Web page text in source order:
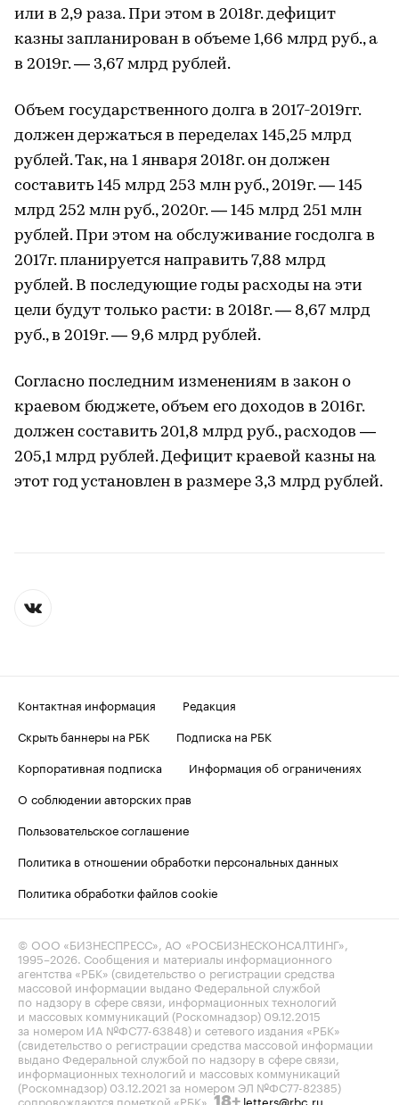
или в 2,9 раза. При этом в 2018г. дефицит
казны запланирован в объеме 1,66 млрд руб., а
в 2019г. — 3,67 млрд рублей.
Объем государственного долга в 2017-2019гг.
должен держаться в переделах 145,25 млрд
рублей. Так, на 1 января 2018г. он должен
составить 145 млрд 253 млн руб., 2019г. — 145
млрд 252 млн руб., 2020г. — 145 млрд 251 млн
рублей. При этом на обслуживание госдолга в
2017г. планируется направить 7,88 млрд
рублей. В последующие годы расходы на эти
цели будут только расти: в 2018г. — 8,67 млрд
руб., в 2019г. — 9,6 млрд рублей.
Согласно последним изменениям в закон о
краевом бюджете, объем его доходов в 2016г.
должен составить 201,8 млрд руб., расходов —
205,1 млрд рублей. Дефицит краевой казны на
этот год установлен в размере 3,3 млрд рублей.
Контактная информация
Редакция
Скрыть баннеры на РБК
Подписка на РБК
Корпоративная подписка
Информация об ограничениях
О соблюдении авторских прав
Пользовательское соглашение
Политика в отношении обработки персональных данных
Политика обработки файлов cookie
© ООО «БИЗНЕСПРЕСС», АО «РОСБИЗНЕСКОНСАЛТИНГ»,
1995–2026. Сообщения и материалы информационного
агентства «РБК» (свидетельство о регистрации средства
массовой информации выдано Федеральной службой
по надзору в сфере связи, информационных технологий
и массовых коммуникаций (Роскомнадзор) 09.12.2015
за номером ИА №ФС77-63848) и сетевого издания «РБК»
(свидетельство о регистрации средства массовой информации
выдано Федеральной службой по надзору в сфере связи,
информационных технологий и массовых коммуникаций
(Роскомнадзор) 03.12.2021 за номером ЭЛ №ФС77-82385)
сопровождаются пометкой «РБК». 18+ letters@rbc.ru